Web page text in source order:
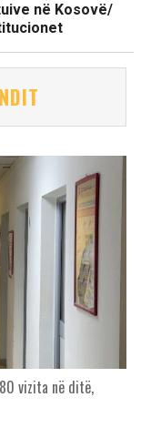
në Kosovë/
vizita në ditë,